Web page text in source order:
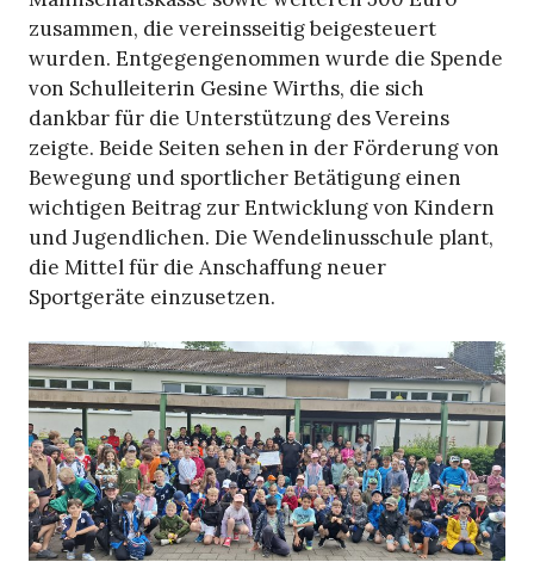
zusammen, die vereinsseitig beigesteuert
wurden. Entgegengenommen wurde die Spende
von Schulleiterin Gesine Wirths, die sich
dankbar für die Unterstützung des Vereins
zeigte. Beide Seiten sehen in der Förderung von
Bewegung und sportlicher Betätigung einen
wichtigen Beitrag zur Entwicklung von Kindern
und Jugendlichen. Die Wendelinusschule plant,
die Mittel für die Anschaffung neuer
Sportgeräte einzusetzen.